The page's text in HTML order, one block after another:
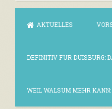
AKTUELLES
DEFINITIV FÜR DUISBURG:
WEIL WALSUM MEHR